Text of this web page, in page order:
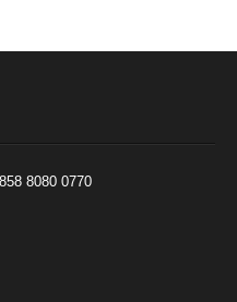
8080 0770